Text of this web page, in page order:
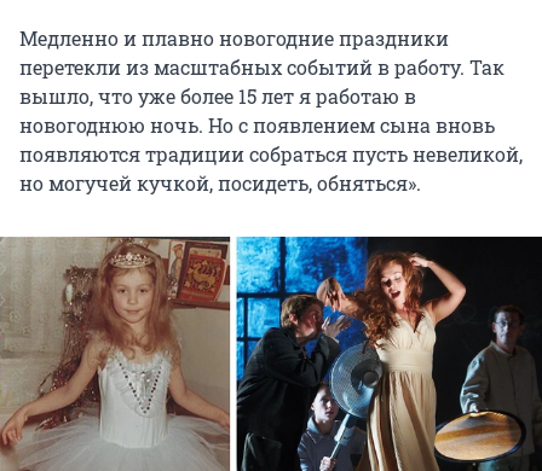
Медленно и плавно новогодние праздники
перетекли из масштабных событий в работу. Так
вышло, что уже более 15 лет я работаю в
новогоднюю ночь. Но с появлением сына вновь
появляются традиции собраться пусть невеликой,
но могучей кучкой, посидеть, обняться».